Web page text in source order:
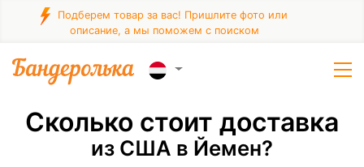
Подберем товар за вас! Пришлите фото или
описание, а мы поможем с поиском
Сколько стоит доставка
из США в Йемен?